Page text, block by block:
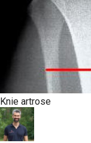
Knie artrose